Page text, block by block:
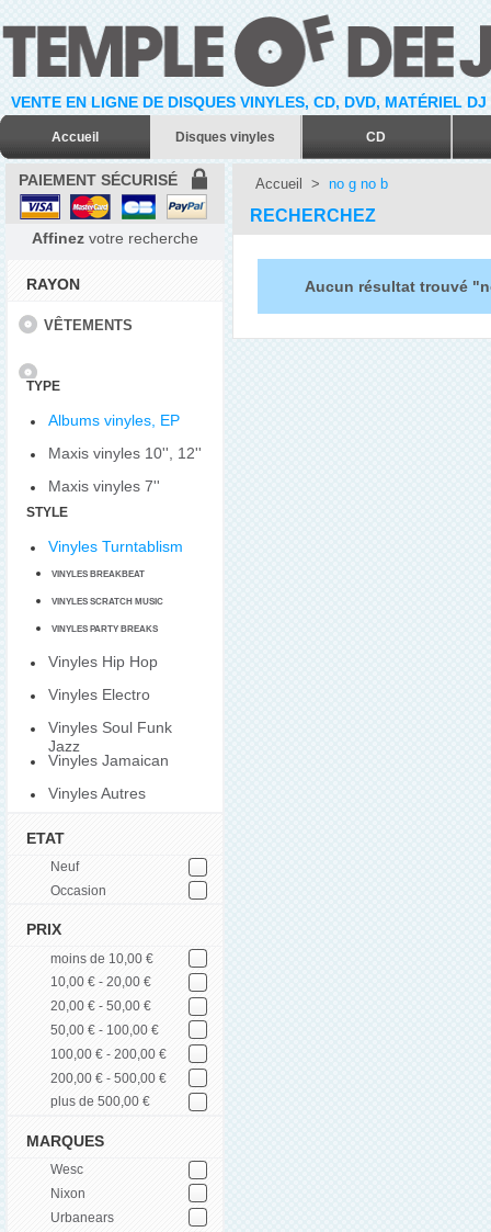
VENTE EN LIGNE DE DISQUES VINYLES, CD, DVD, MATÉRIEL
Accueil Disques vinyles CD
PAIEMENT SÉCURISÉ
Affinez votre recherche
RAYON
VÊTEMENTS
TYPE
Albums vinyles, EP
Maxis vinyles 10'', 12''
Maxis vinyles 7''
STYLE
Vinyles Turntablism
VINYLES BREAKBEAT
VINYLES SCRATCH MUSIC
VINYLES PARTY BREAKS
Vinyles Hip Hop
Vinyles Electro
Vinyles Soul Funk
Jazz
Vinyles Jamaican
Vinyles Autres
ETAT
Neuf
Occasion
PRIX
moins de 10,00 €
10,00 € - 20,00 €
20,00 € - 50,00 €
50,00 € - 100,00 €
100,00 € - 200,00 €
200,00 € - 500,00 €
plus de 500,00 €
MARQUES
Wesc
Nixon
Urbanears
Accueil > no g no b
RECHERCHEZ
Aucun résultat trouvé